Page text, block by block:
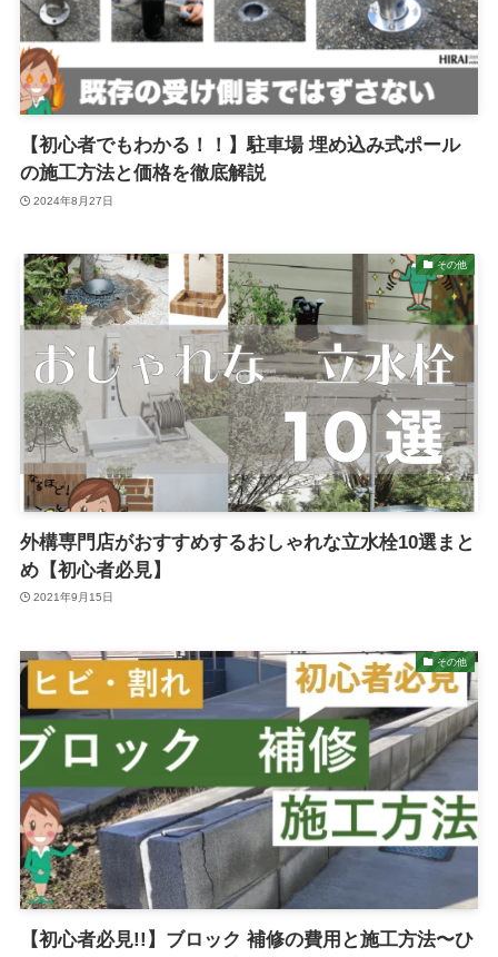
【初心者でもわかる！！】駐車場 埋め込み式ポール
の施工方法と価格を徹底解説
2024年8月27日
その他
外構専門店がおすすめするおしゃれな立水栓10選まと
め【初心者必見】
2021年9月15日
その他
【初心者必見!!】ブロック 補修の費用と施工方法〜ひ